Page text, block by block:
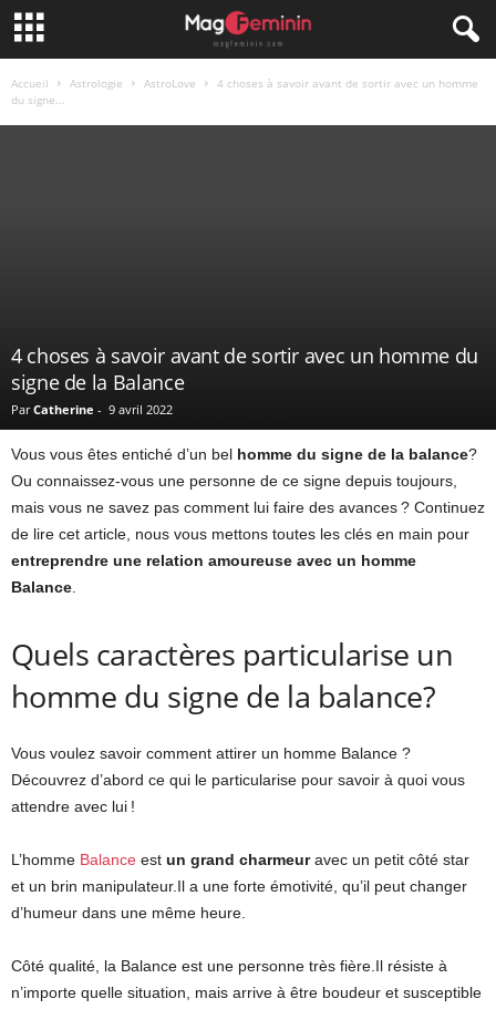
Accueil Astrologie AstroLove
4 choses à savoir avant de sortir avec un homme
du signe...
Shot of a smiling woman on a date holding a cup of coffee
4 choses à savoir avant de sortir avec un homme du
signe de la Balance
Par Catherine - 9 avril 2022
Vous vous êtes entiché d’un bel homme du signe de la balance?
Ou connaissez-vous une personne de ce signe depuis toujours,
mais vous ne savez pas comment lui faire des avances ? Continuez
de lire cet article, nous vous mettons toutes les clés en main pour
entreprendre une relation amoureuse avec un homme
Balance.
Quels caractères particularise un
homme du signe de la balance?
Vous voulez savoir comment attirer un homme Balance ?
Découvrez d’abord ce qui le particularise pour savoir à quoi vous
attendre avec lui !
L’homme Balance est un grand charmeuravec un petit côté star
et un brin manipulateur.Il a une forte émotivité, qu’il peut changer
d’humeur dans une même heure.
Côté qualité, la Balance est une personne très fière.Il résiste à
n’importe quelle situation, mais arrive à être boudeur et susceptible